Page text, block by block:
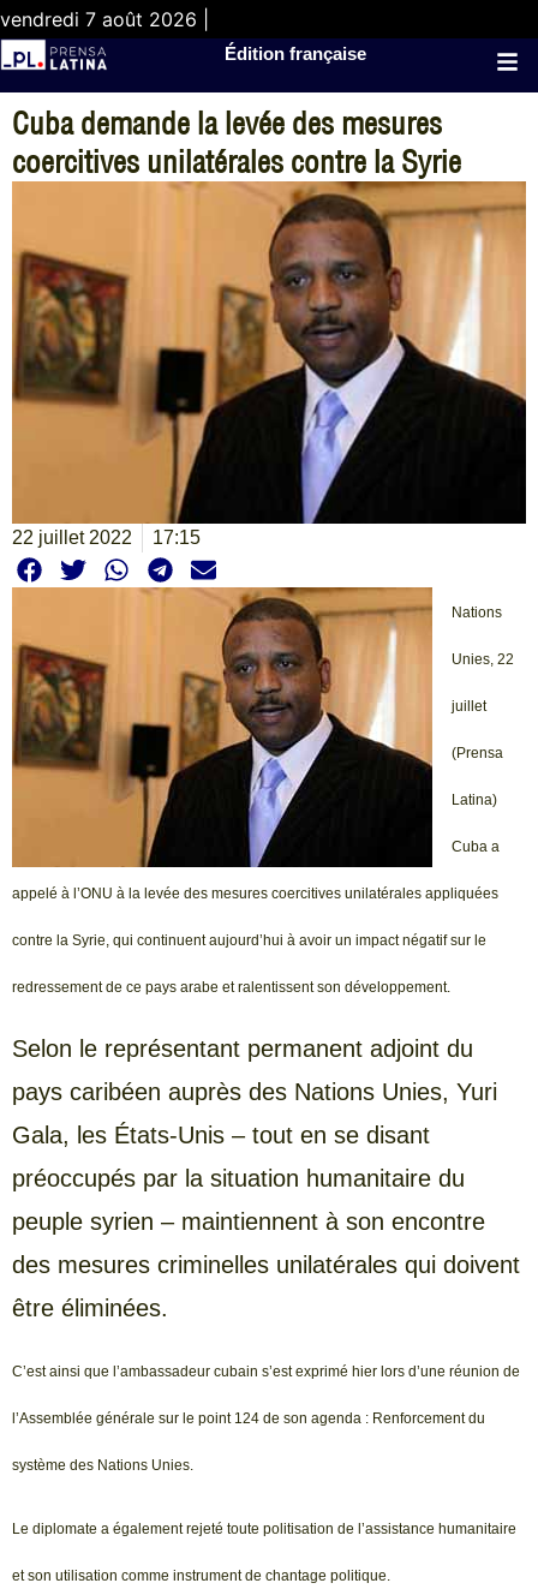
vendredi 7 août 2026 |
Édition française
Cuba demande la levée des mesures
coercitives unilatérales contre la Syrie
22 juillet 2022 17:15
Nations
Unies, 22
juillet
(Prensa
Latina)
Cuba a
appelé à l’ONU à la levée des mesures coercitives unilatérales appliquées
contre la Syrie, qui continuent aujourd’hui à avoir un impact négatif sur le
redressement de ce pays arabe et ralentissent son développement.
Selon le représentant permanent adjoint du
pays caribéen auprès des Nations Unies, Yuri
Gala, les États-Unis – tout en se disant
préoccupés par la situation humanitaire du
peuple syrien – maintiennent à son encontre
des mesures criminelles unilatérales qui doivent
être éliminées.
C’est ainsi que l’ambassadeur cubain s’est exprimé hier lors d’une réunion de
l’Assemblée générale sur le point 124 de son agenda : Renforcement du
système des Nations Unies.
Le diplomate a également rejeté toute politisation de l’assistance humanitaire
et son utilisation comme instrument de chantage politique.